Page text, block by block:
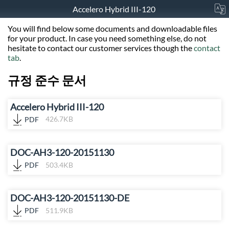
Accelero Hybrid III-120
You will find below some documents and downloadable files
for your product. In case you need something else, do not
hesitate to contact our customer services though thecontact
tab.
규정 준수 문서
Accelero Hybrid III-120
PDF 426.7KB
DOC-AH3-120-20151130
PDF 503.4KB
DOC-AH3-120-20151130-DE
PDF 511.9KB